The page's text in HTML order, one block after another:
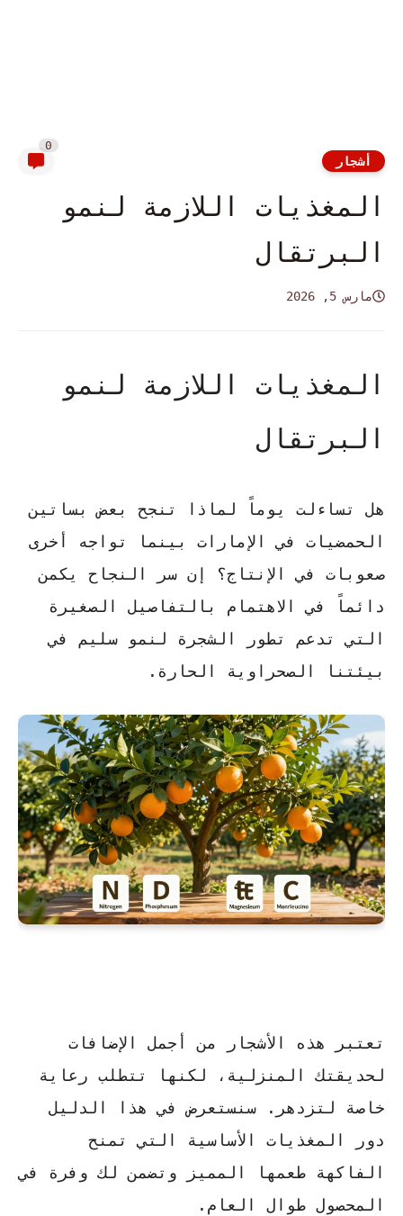
أشجار
0
المغذيات اللازمة لنمو
البرتقال
مارس 5, 2026
المغذيات اللازمة لنمو
البرتقال
هل تساءلت يوماً لماذا تنجح بعض بساتين
الحمضيات في الإمارات بينما تواجه أخرى
صعوبات في الإنتاج؟ إن سر النجاح يكمن
دائماً في الاهتمام بالتفاصيل الصغيرة
التي تدعم تطور الشجرة لنمو
سليم في
بيئتنا الصحراوية الحارة.
تعتبر هذه الأشجار من أجمل الإضافات
لحديقتك المنزلية، لكنها تتطلب رعاية
خاصة لتزدهر. سنستعرض في هذا الدليل
دور
المغذيات الأساسية التي تمنح
الفاكهة طعمها المميز وتضمن لك وفرة في
المحصول طوال العام.